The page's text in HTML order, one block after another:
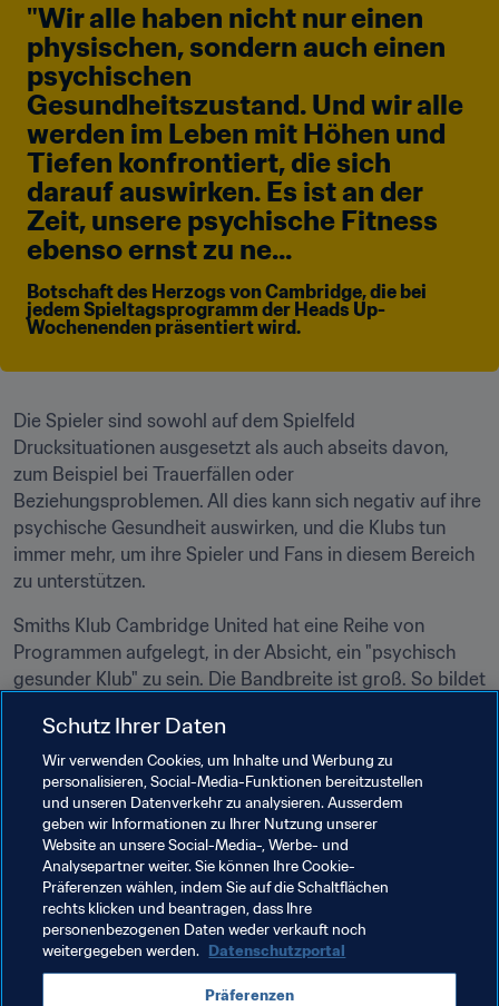
"Wir alle haben nicht nur einen
physischen, sondern auch einen
psychischen
Gesundheitszustand. Und wir alle
werden im Leben mit Höhen und
Tiefen konfrontiert, die sich
darauf auswirken. Es ist an der
Zeit, unsere psychische Fitness
ebenso ernst zu ne...
Botschaft des Herzogs von Cambridge, die bei
jedem Spieltagsprogramm der Heads Up-
Wochenenden präsentiert wird.
Die Spieler sind sowohl auf dem Spielfeld
Drucksituationen ausgesetzt als auch abseits davon,
zum Beispiel bei Trauerfällen oder
Beziehungsproblemen. All dies kann sich negativ auf ihre
psychische Gesundheit auswirken, und die Klubs tun
immer mehr, um ihre Spieler und Fans in diesem Bereich
zu unterstützen.
Smiths Klub Cambridge United hat eine Reihe von
Programmen aufgelegt, in der Absicht, ein "psychisch
gesunder Klub" zu sein. Die Bandbreite ist groß. So bildet
Spieler unterstützen können, geht an Schulen, um jungen
Menschen Instrumente zur Problembewältigung an die
Hand zu geben, und bietet außerdem Anlaufstellen für
Fans sowie ein Netzwerk von Einzelpersonen im Umfeld
des Klubs, die immer für Gespräche bereitstehen.
Verwandte Themen
Schutz Ihrer Daten
Wir verwenden Cookies, um Inhalte und Werbung zu
personalisieren, Social-Media-Funktionen bereitzustellen
und unseren Datenverkehr zu analysieren. Ausserdem
geben wir Informationen zu Ihrer Nutzung unserer
Website an unsere Social-Media-, Werbe- und
Analysepartner weiter. Sie können Ihre Cookie-
Präferenzen wählen, indem Sie auf die Schaltflächen
rechts klicken und beantragen, dass Ihre
personenbezogenen Daten weder verkauft noch
weitergegeben werden. Datenschutzportal
Präferenzen